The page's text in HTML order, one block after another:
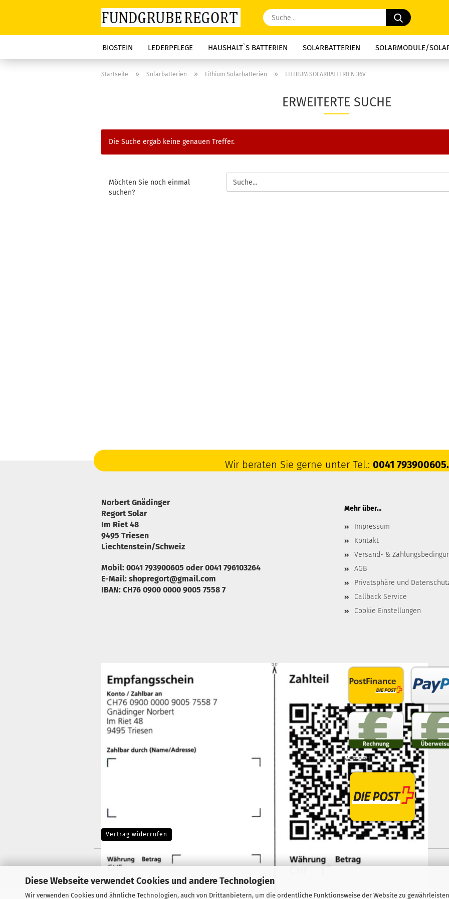
Diese Webseite verwendet Cookies und andere Technologien
Wir verwenden Cookies und ähnliche Technologien, auch von Drittanbietern, um die ordentliche Funktionsweise der Website zu
Suche...
BIOSTEIN LEDERPFLEGE HAUSHALT`S BATTERIEN SOLARBATTERIEN SOLARMODULE/
Startseite » Solarbatterien » Lithium Solarbatterien » LITHIUM SOLARBATTERIEN 36V
ERWEITERTE SUCHE
Die Suche ergab keine genauen Treffer.
SIE
NOCH
Möchten Sie noch einmal
suchen?
Wir beraten Sie gerne unter Tel.: 0041 793900605.
Norbert Gnädinger
Regort Solar
Im Riet 48
9495 Triesen
Liechtenstein/Schweiz
Mobil: 0041 793900605 oder 0041 796103264
E-Mail: shopregort@gmail.com
IBAN: CH76 0900 0000 9005 7558 7
Mehr über...
Impressum
Kontakt
Versand- &
AGB
Privatsphäre und
Callback Service
Cookie Einstellungen
Versand
Vertrag widerrufen
Webshop erstellen mit Gambio.de © 2026